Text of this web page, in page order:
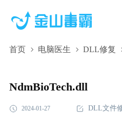
首页 电脑医生 DLL修复
NdmBioTech.dll,NdmBioTech.dll下
NdmBioTech.dll
2024-01-27 DLL文件